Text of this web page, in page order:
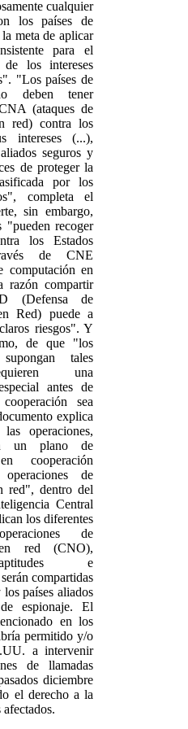
cualquier
los países de
meta de aplicar
para el
los intereses
"Los países de
deben tener
(ataques de
red) contra los
intereses (...),
seguros y
de proteger la
por los
completa el
sin embargo,
"pueden recoger
los Estados
de CNE
computación en
razón compartir
(Defensa de
Red) puede a
riesgos". Y
de que "los
tales
una
antes de
sea
explica
operaciones,
un plano de
cooperación
de
red", dentro del
Central
los diferentes
de
red (CNO),
e
compartidas
países aliados
espionaje. El
en los
permitido y/o
a intervenir
de llamadas
diciembre
el derecho a la